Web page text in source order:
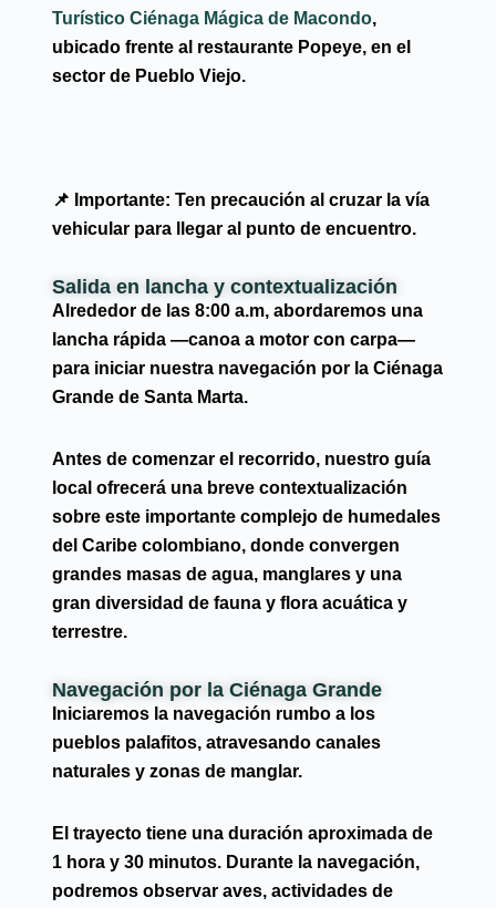
Turístico Ciénaga Mágica de Macondo,
ubicado frente al restaurante Popeye, en el
sector de Pueblo Viejo.
📌 Importante: Ten precaución al cruzar la vía
vehicular para llegar al punto de encuentro.
Salida en lancha y contextualización
Alrededor de las 8:00 a.m, abordaremos una
lancha rápida —canoa a motor con carpa—
para iniciar nuestra navegación por la Ciénaga
Grande de Santa Marta.
Antes de comenzar el recorrido, nuestro guía
local ofrecerá una breve contextualización
sobre este importante complejo de humedales
del Caribe colombiano, donde convergen
grandes masas de agua, manglares y una
gran diversidad de fauna y flora acuática y
terrestre.
Navegación por la Ciénaga Grande
Iniciaremos la navegación rumbo a los
pueblos palafitos, atravesando canales
naturales y zonas de manglar.
El trayecto tiene una duración aproximada de
1 hora y 30 minutos. Durante la navegación,
podremos observar aves, actividades de